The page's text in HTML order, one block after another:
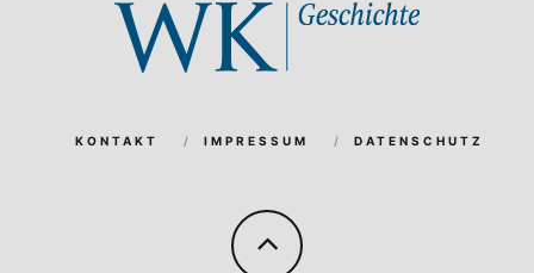
KONTAKT IMPRESSUM DATENSCHUTZ